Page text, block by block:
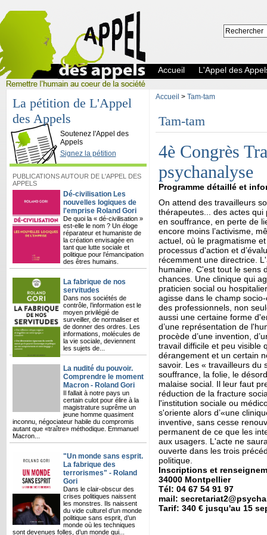
L'Appel des Appels
Accueil L'Appel des
La pétition de L'Appel
des Appels
Soutenez l'Appel des
Appels
Signez la pétition
PUBLICATIONS AUTOUR DE L'APPEL DES
APPELS
Dé-civilisation Les
nouvelles logiques de
l'emprise Roland Gori
De quoi la « dé-civilisation »
est-elle le nom ? Un éloge
réparateur et humaniste de
la création envisagée en
tant que lutte sociale et
politique pour l’émancipation
des êtres humains.
La fabrique de nos
servitudes
Dans nos sociétés de
contrôle, l’information est le
moyen privilégié de
surveiller, de normaliser et
de donner des ordres. Les
informations, molécules de
la vie sociale, deviennent
les sujets de...
La nudité du pouvoir.
Comprendre le moment
Macron - Roland Gori
Il fallait à notre pays un
certain culot pour élire à la
magistrature suprême un
jeune homme quasiment
inconnu, négociateur habile du compromis
autant que «traître» méthodique. Emmanuel
Macron...
"Un monde sans esprit.
La fabrique des
terrorismes" - Roland
Gori
Dans le clair-obscur des
crises politiques naissent
les monstres. Ils naissent
du vide culturel d’un monde
politique sans esprit, d’un
monde où les techniques
sont devenues folles, d’un monde qui...
Accueil > Tam-tam
Tam-tam
4è Congrès
psychanalyse
Programme détaillé et
On attend des travailleurs
thérapeutes... des actes
en souffrance, en perte de
encore moins l’activisme,
actuel, où le pragmatisme
processus d'action et
récemment une directrice.
humaine. C'est tout le sens
chances. Une clinique qui
praticien social ou
agisse dans le champ
des professionnels, non
aussi une certaine forme
d’une représentation de
procède d’une invention,
travail difficile et peu visible
dérangement et un certain
savoir. Les « travailleurs du
souffrance, la folie, le
malaise social. Il leur faut
réduction de la fracture
l'institution sociale ou
s'oriente alors d’«une
inventive, sans cesse
permanent de ce que les
aux usagers. L'acte ne
ouverte dans les trois
politique.
Inscriptions et
34000 Montpellier
Tél: 04 67 54 91 97
mail:
Tarif: 340 € jusqu'au 15